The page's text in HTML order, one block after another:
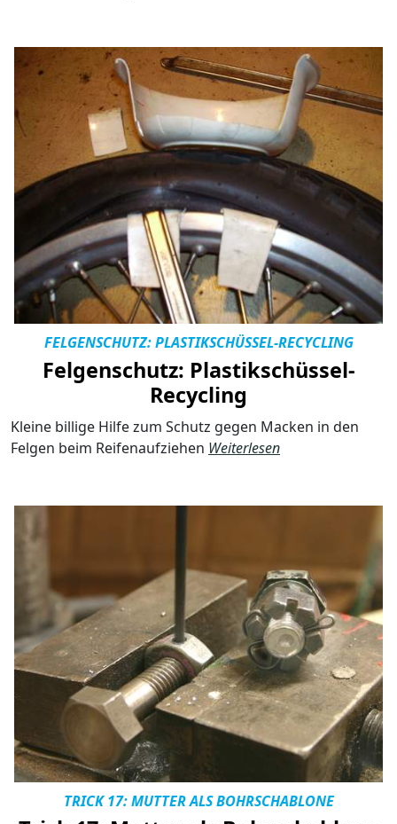
FELGENSCHUTZ: PLASTIKSCHÜSSEL-RECYCLING
Felgenschutz: Plastikschüssel-
Recycling
Kleine billige Hilfe zum Schutz gegen Macken in den
Felgen beim Reifenaufziehen Weiterlesen
TRICK 17: MUTTER ALS BOHRSCHABLONE